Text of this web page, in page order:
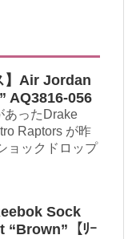
】Air Jordan
AQ3816-056
あったDrake
Raptors が昨
ョックドロップ
Sock
“Brown”【ﾘｰ